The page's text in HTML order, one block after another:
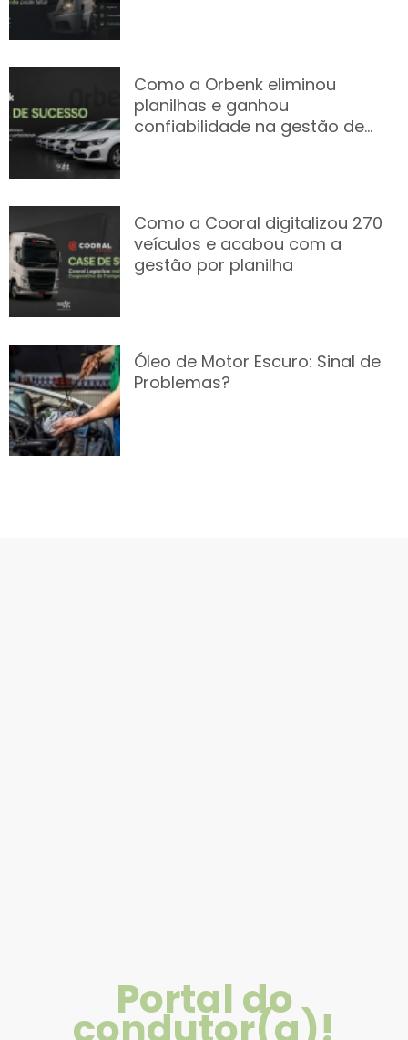
Como a Orbenk eliminou
planilhas e ganhou
confiabilidade na gestão de
Como a Cooral digitalizou 270
veículos e acabou com a
gestão por planilha
Óleo de Motor Escuro: Sinal de
Problemas?
Portal do
condutor(a)!